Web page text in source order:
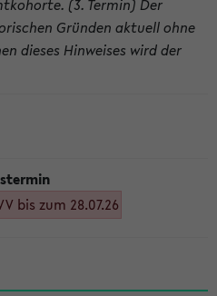
(3. Termin) Der
Gründen aktuell ohne
dieses Hinweises wird der
bis zum 28.07.26